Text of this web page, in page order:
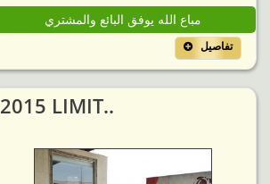
مباع الله يوفق البائع والمشتري
تفاصيل
2015 LIMIT..